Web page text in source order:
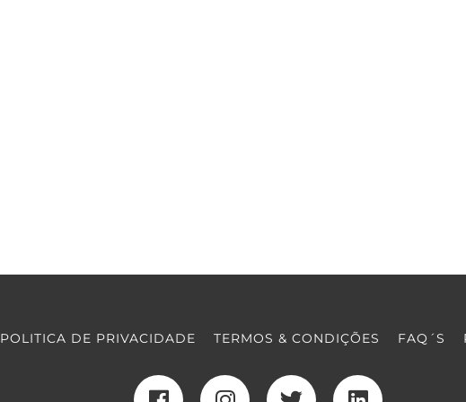
POLITICA DE PRIVACIDADE TERMOS & CONDIÇÕES FAQ´S